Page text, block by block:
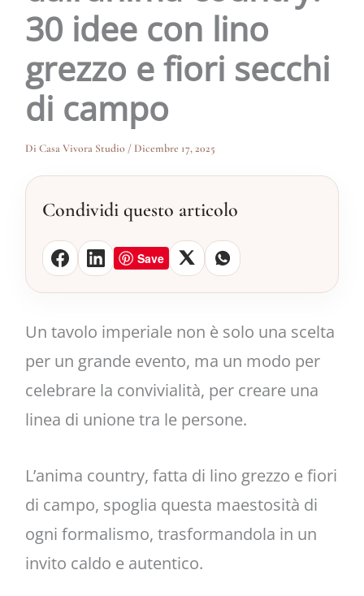
30 idee con lino
grezzo e fiori secchi
di campo
Di Casa Vivora Studio/ Dicembre 17, 2025
Condividi questo articolo
Save
Un tavolo imperiale non è solo una scelta
per un grande evento, ma un modo per
celebrare la convivialità, per creare una
linea di unione tra le persone.
L’anima country, fatta di lino grezzo e fiori
di campo, spoglia questa maestosità di
ogni formalismo, trasformandola in un
invito caldo e autentico.